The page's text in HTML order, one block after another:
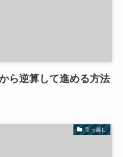
ら逆算して進める方法
引っ越し